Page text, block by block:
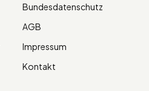
Bundesdatenschutz
AGB
Impressum
Kontakt